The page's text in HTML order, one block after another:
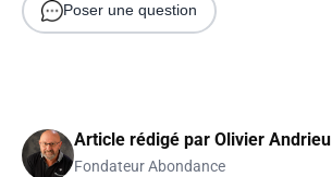
Poser une question
Article rédigé par Olivier Andrieu
Fondateur Abondance